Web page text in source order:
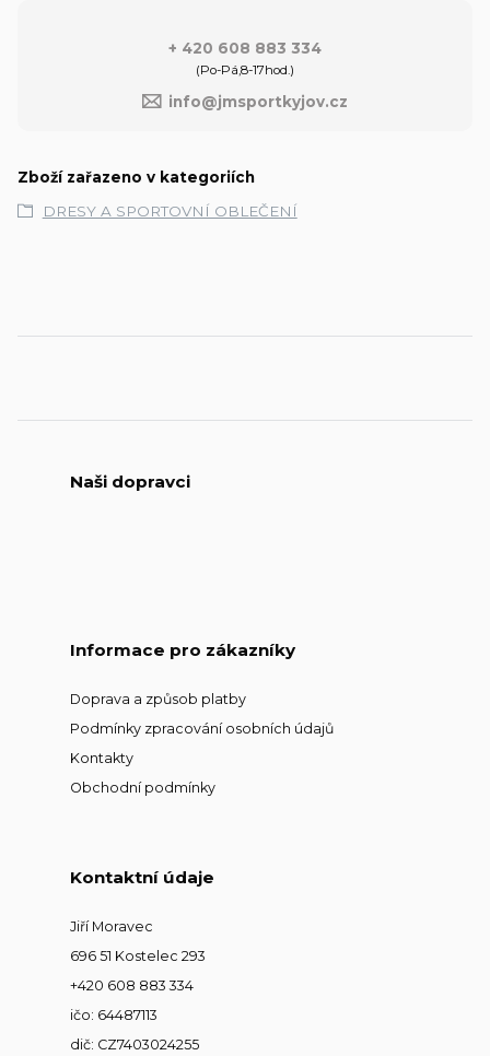
+ 420 608 883 334
(Po-Pá,8-17hod.)
info@jmsportkyjov.cz
Zboží zařazeno v kategoriích
DRESY A SPORTOVNÍ OBLEČENÍ
Naši dopravci
Informace pro zákazníky
Doprava a způsob platby
Podmínky zpracování osobních údajů
Kontakty
Obchodní podmínky
Kontaktní údaje
Jiří Moravec
696 51 Kostelec 293
+420 608 883 334
ičo: 64487113
dič: CZ7403024255